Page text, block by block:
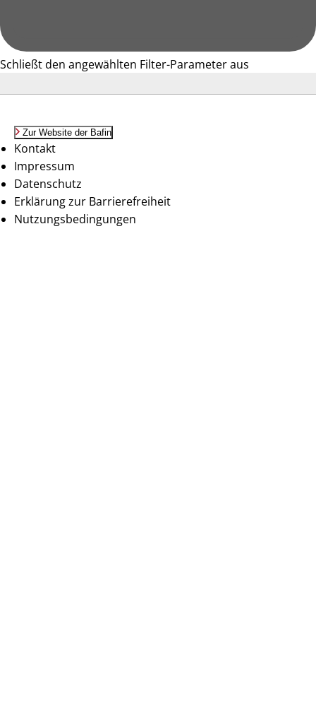
Schließt den angewählten Filter-Parameter aus
Zur Website der Bafin
Kontakt
Impressum
Datenschutz
Erklärung zur Barrierefreiheit
Nutzungsbedingungen